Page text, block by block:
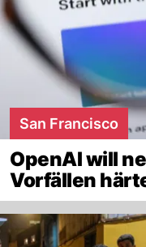
San Francisco
OpenAI will
Vorfällen